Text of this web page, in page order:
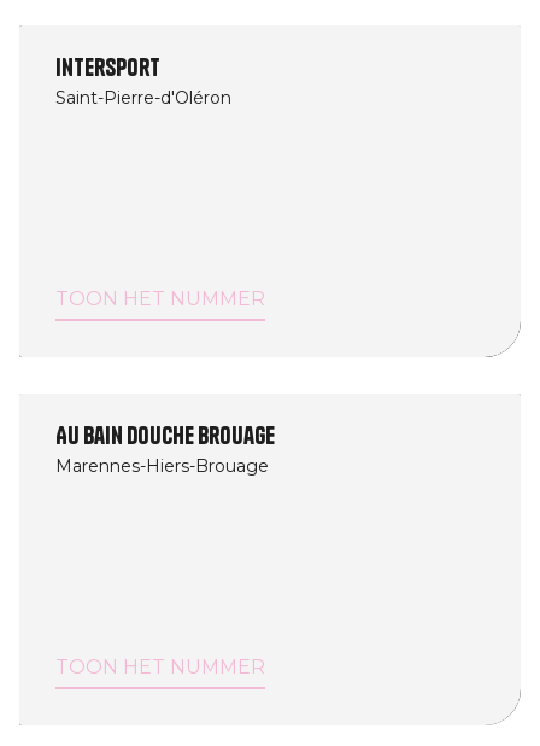
Intersport
Saint-Pierre-d'Oléron
TOON HET NUMMER
Au Bain Douche Brouage
Marennes-Hiers-Brouage
TOON HET NUMMER